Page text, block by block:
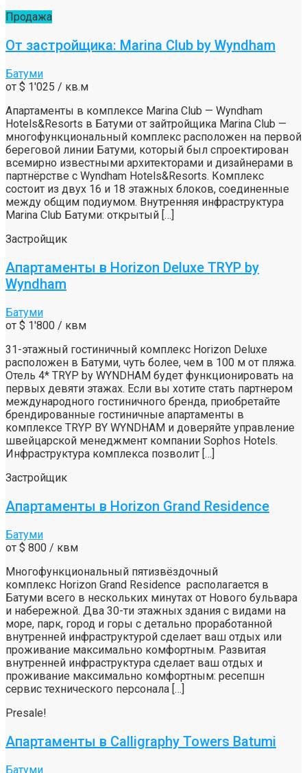
Продажа
От застройщика: Marina Club by Wyndham
Батуми
от $ 1'025 / кв.м
Апартаменты в комплексе Marina Club — Wyndham
Hotels&Resorts в Батуми от зайтройщика Marina Club —
многофункциональный комплекс расположен на первой
береговой линии Батуми, который был спроектирован
всемирно известными архитекторами и дизайнерами в
партнёрстве с Wyndham Hotels&Resorts. Комплекс
состоит из двух 16 и 18 этажных блоков, соединенные
между общим подиумом. Внутренняя инфраструктура
Marina Club Батуми: открытый […]
Застройщик
Апартаменты в Horizon Deluxe TRYP by
Wyndham
Батуми
от $ 1'800 / квм
31-этажный гостиничный комплекс Horizon Deluxe
расположен в Батуми, чуть более, чем в 100 м от пляжа.
Отель 4* TRYP by WYNDHAM будет функционировать на
первых девяти этажах. Если вы хотите стать партнером
международного гостиничного бренда, приобретайте
брендированные гостиничные апартаменты в
комплексе TRYP BY WYNDHAM и доверяйте управление
швейцарской менеджмент компании Sophos Hotels.
Инфраструктура комплекса позволит […]
Застройщик
Апартаменты в Horizon Grand Residence
Батуми
от $ 800 / квм
Многофункциональный пятизвёздочный
комплекс Horizon Grand Residence располагается в
Батуми всего в нескольких минутах от Нового бульвара
и набережной. Два 30-ти этажных здания с видами на
море, парк, город и горы с детально проработанной
внутренней инфраструктурой сделает ваш отдых или
проживание максимально комфортным. Развитая
внутренней инфраструктура сделает ваш отдых и
проживание максимально комфортным: ресепшн
сервис технического персонала […]
Presale!
Апартаменты в Calligraphy Towers Batumi
Батуми